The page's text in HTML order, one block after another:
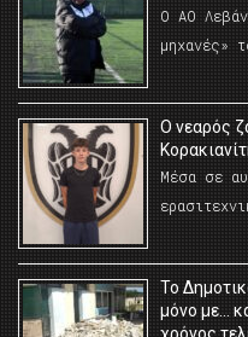
Ο ΑΟ
μηχανές»
O νεαρός
Μέσα σε
Το
μόνο με…
χρόνος